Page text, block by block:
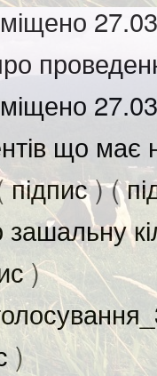
що має
підпис) (
)
)